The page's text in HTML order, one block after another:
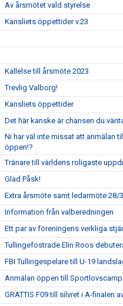
Av årsmötet vald styrelse
Kansliets öppettider v.23
Kallelse till årsmöte 2023
Trevlig Valborg!
Kansliets öppettider
Det här kanske är chansen du
Ni har väl inte missat att anmälan
öppen!?
Tränare till världens roligaste
Glad Påsk!
Extra årsmöte samt ledarmöte 28/3
Information från valberedningen
Ett par av föreningens verkliga
Tullingefostrade Elin Roos
FBI Tullingespelare till U-19
Anmälan öppen till Sportlovscamp
GRATTIS F09 till silvret i A-finalen